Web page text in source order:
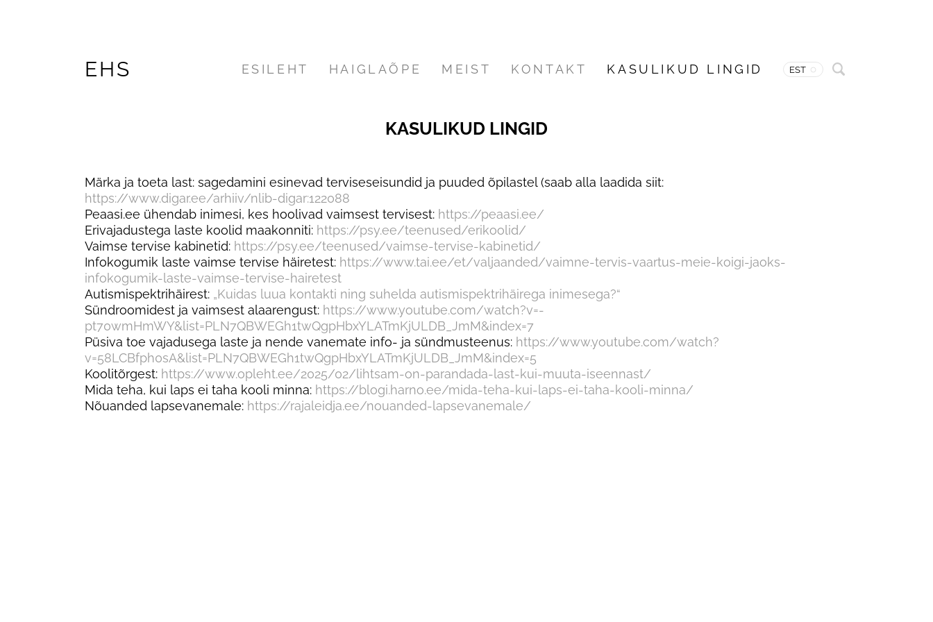
EHS ESILEHT HAIGLAÕPE MEIST KONTAKT KASULIKUD LINGID EST
KASULIKUD LINGID
Märka ja toeta last: sagedamini esinevad terviseseisundid ja puuded õpilastel (saab alla laadida siit:
https://www.digar.ee/arhiiv/nlib-digar:122088
Peaasi.ee ühendab inimesi, kes hoolivad vaimsest tervisest: https://peaasi.ee/
Erivajadustega laste koolid maakonniti: https://psy.ee/teenused/erikoolid/
Vaimse tervise kabinetid: https://psy.ee/teenused/vaimse-tervise-kabinetid/
Infokogumik laste vaimse tervise häiretest: https://www.tai.ee/et/valjaanded/vaimne-tervis-vaartus-meie-koigi-jaoks-
infokogumik-laste-vaimse-tervise-hairetest
Autismispektrihäirest: „Kuidas luua kontakti ning suhelda autismispektrihäirega inimesega?“
Sündroomidest ja vaimsest alaarengust: https://www.youtube.com/watch?v=-
pt70wmHmWY&list=PLN7QBWEGh1twQgpHbxYLATmKjULDB_JmM&index=7
Püsiva toe vajadusega laste ja nende vanemate info- ja sündmusteenus: https://www.youtube.com/watch?
v=58LCBfph0sA&list=PLN7QBWEGh1twQgpHbxYLATmKjULDB_JmM&index=5
Koolitõrgest: https://www.opleht.ee/2025/02/lihtsam-on-parandada-last-kui-muuta-iseennast/
Mida teha, kui laps ei taha kooli minna: https://blogi.harno.ee/mida-teha-kui-laps-ei-taha-kooli-minna/
Nõuanded lapsevanemale: https://rajaleidja.ee/nouanded-lapsevanemale/